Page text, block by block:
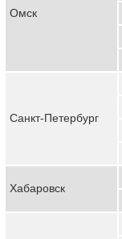
Омск
Санкт-Петербург
Хабаровск